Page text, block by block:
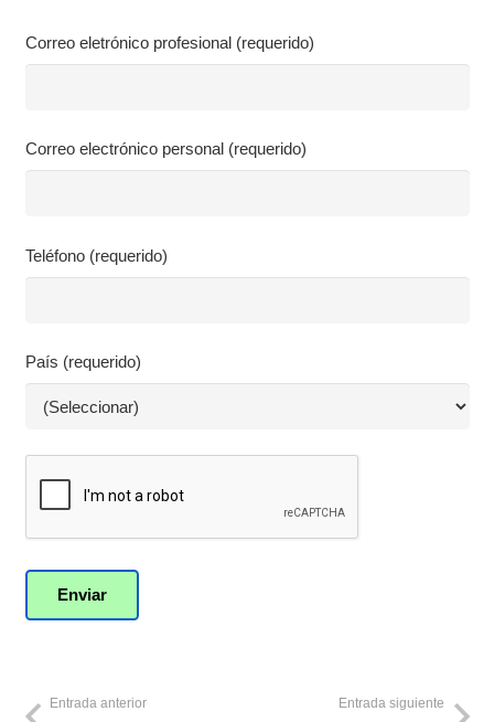
Correo eletrónico profesional (requerido)
Correo electrónico personal (requerido)
Teléfono (requerido)
País (requerido)
Entrada anterior Entrada siguiente